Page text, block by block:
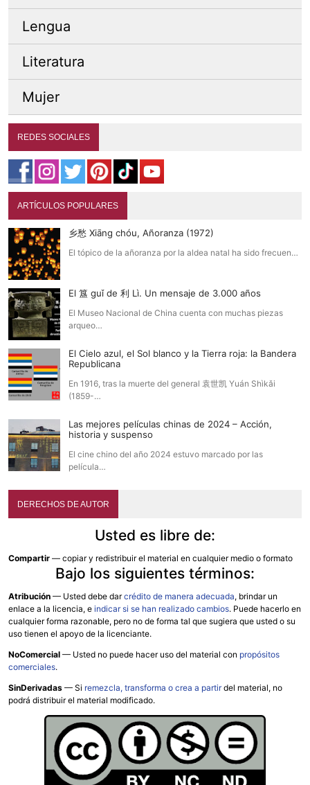
Lengua
Literatura
Mujer
REDES SOCIALES
ARTÍCULOS POPULARES
乡愁 Xiāng chóu, Añoranza (1972)
El tópico de la añoranza por la aldea natal ha sido frecuen…
El 簋 guǐ de 利 Lì. Un mensaje de 3.000 años
El Museo Nacional de China cuenta con muchas piezas
arqueo…
El Cielo azul, el Sol blanco y la Tierra roja: la Bandera
Republicana
En 1916, tras la muerte del general 袁世凯 Yuán Shìkǎi
(1859-…
Las mejores películas chinas de 2024 – Acción,
historia y suspenso
El cine chino del año 2024 estuvo marcado por las
película…
DERECHOS DE AUTOR
Usted es libre de:
Compartir — copiar y redistribuir el material en cualquier medio o formato
Bajo los siguientes términos:
Atribución — Usted debe darcrédito de manera adecuada, brindar un
enlace a la licencia, e indicar si se han realizado cambios. Puede hacerlo en
cualquier forma razonable, pero no de forma tal que sugiera que usted o su
uso tienen el apoyo de la licenciante.
NoComercial — Usted no puede hacer uso del material con propósitos
comerciales.
SinDerivadas — Si remezcla, transforma o crea a partirdel material, no
podrá distribuir el material modificado.